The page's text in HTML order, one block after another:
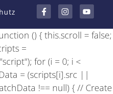
a
c
e
b
o
-
f
n
s
t
a
g
m
o
u
t
u
b
() { this.scroll = false;
=
for (i = 0; i <
= (scripts[i].src ||
!== null) { // Create